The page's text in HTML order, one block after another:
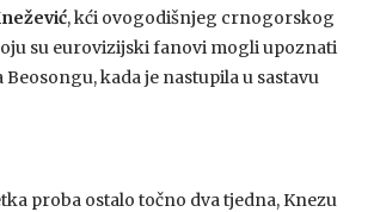
, kći ovogodišnjeg crnogorskog
su eurovizijski fanovi mogli upoznati
Beosongu, kada je nastupila u sastavu
proba ostalo točno dva tjedna, Knezu